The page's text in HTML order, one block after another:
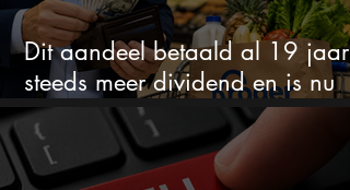
Dit aandeel betaald al 19 jaar
steeds meer dividend en is nu
goedkoop